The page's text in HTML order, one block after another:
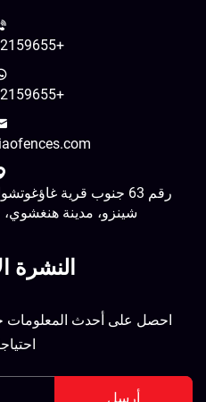
رقم 63 جنوب قرية
شينزو، مدينة هنغشوي،
النشرة
احصل على أحدث المعلومات حول
أرسِل